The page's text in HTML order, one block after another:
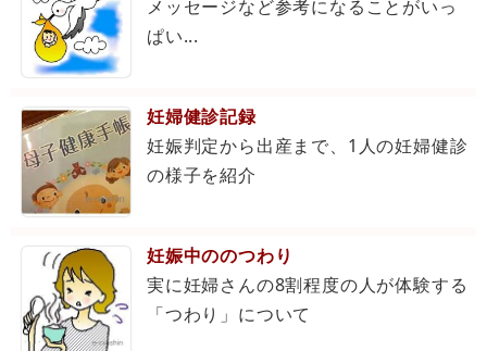
メッセージなど参考になることがいっ
ぱい...
妊婦健診記録
妊娠判定から出産まで、1人の妊婦健診
の様子を紹介
妊娠中ののつわり
実に妊婦さんの8割程度の人が体験する
「つわり」について